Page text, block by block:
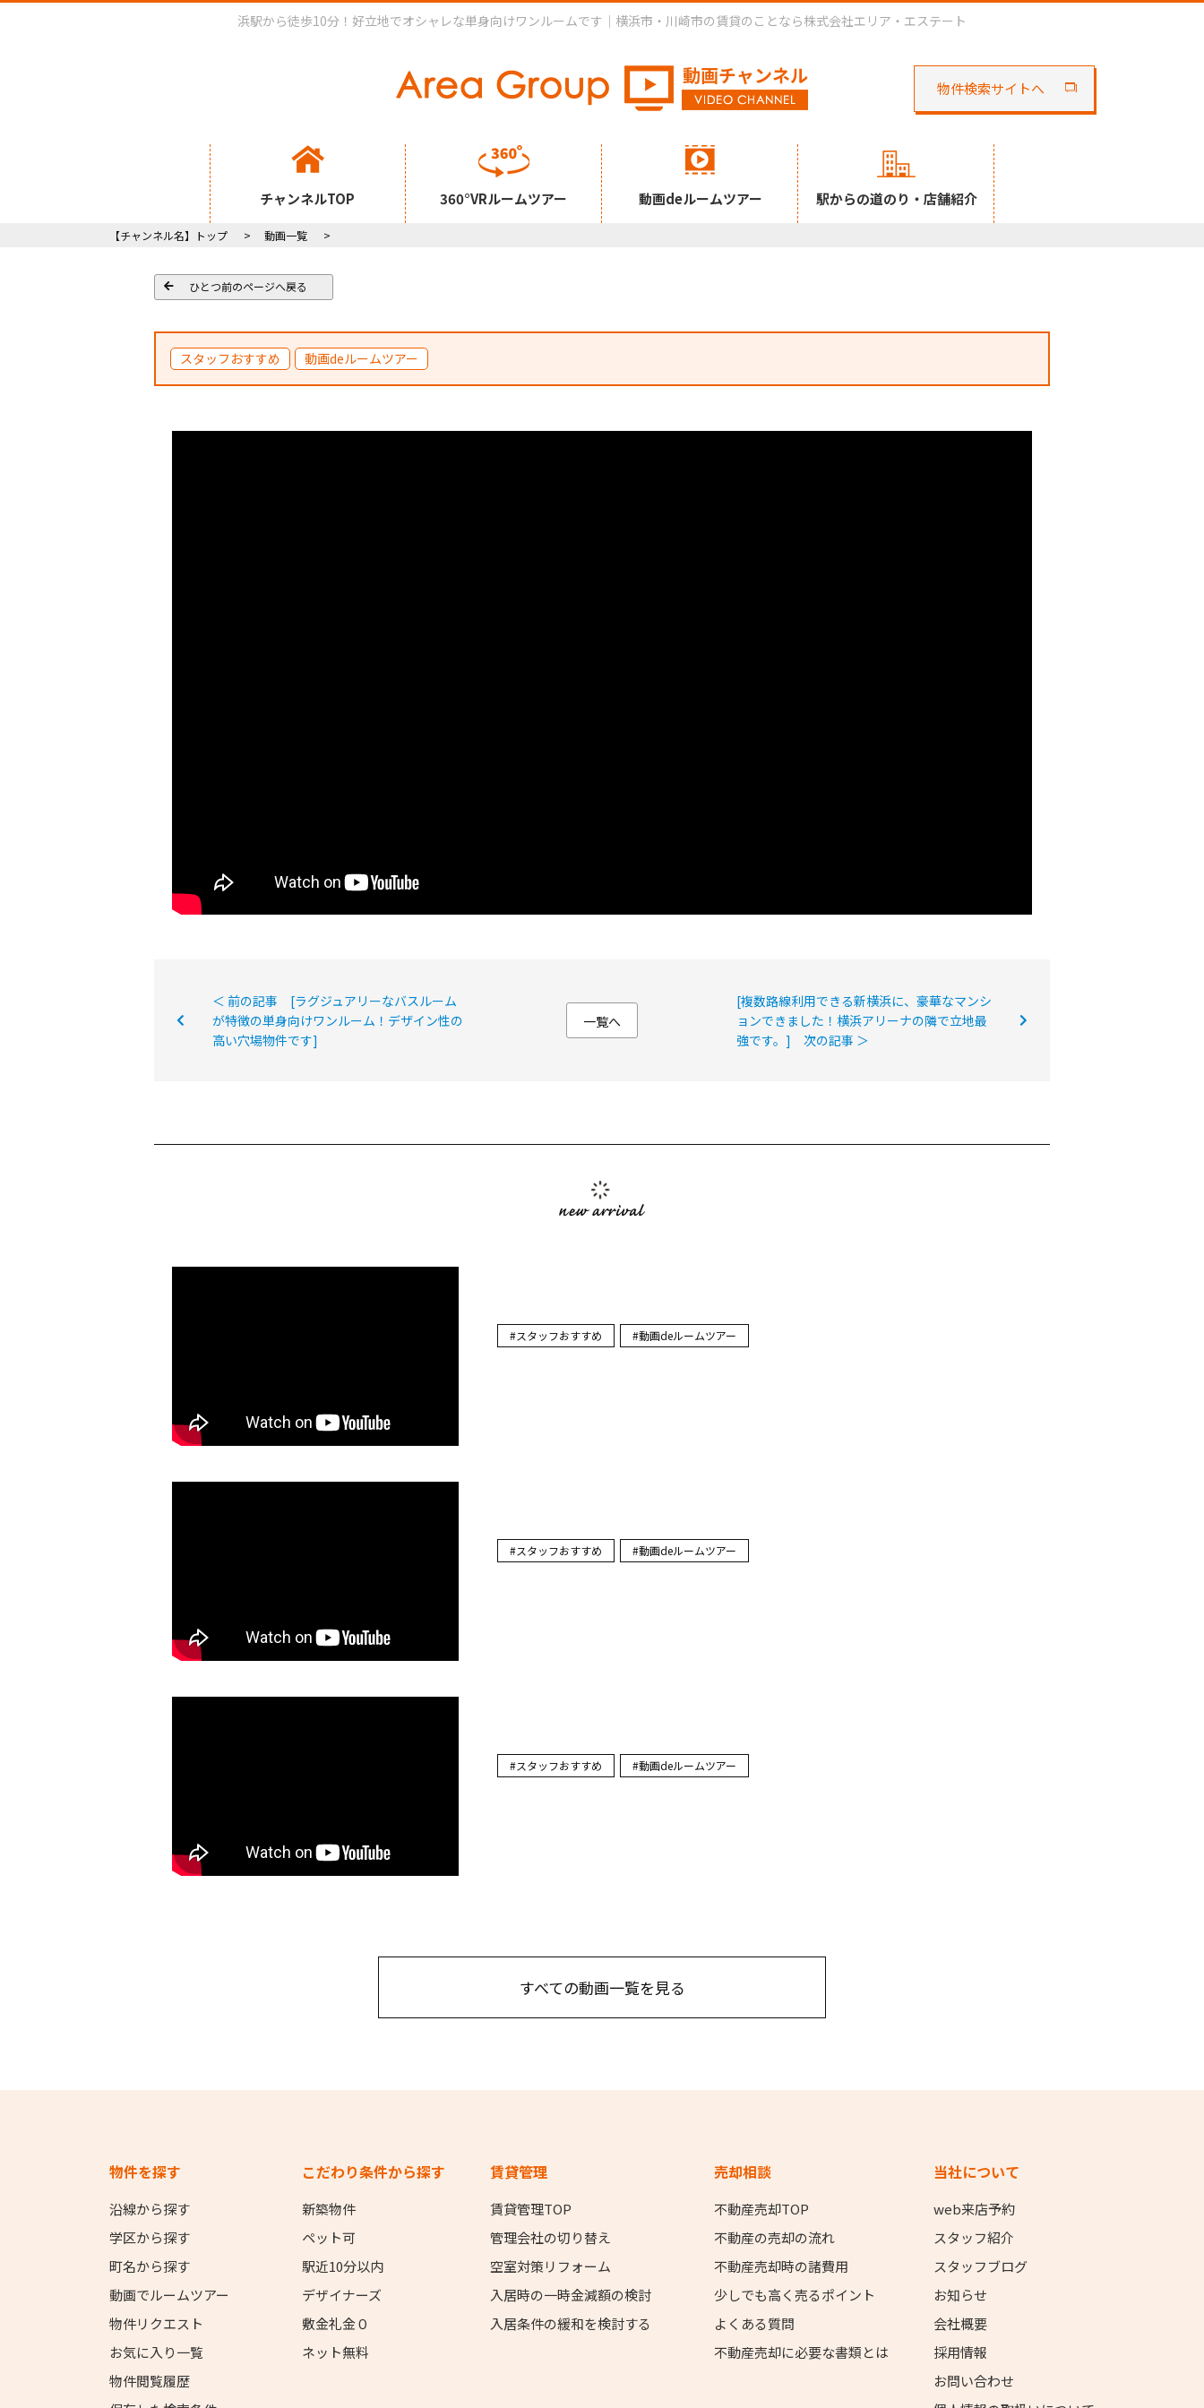
浜駅から徒歩10分！好立地でオシャレな単身向けワンルームです｜横浜市・川崎市の賃貸のことなら株式会社エリア・エステート
物件検索サイトへ
チャンネルTOP 360°VRルームツアー 動画deルームツアー 駅からの道のり・店舗紹介
【チャンネル名】トップ 動画一覧
ひとつ前のページへ戻る
スタッフおすすめ 動画deルームツアー
＜ 前の記事 [ラグジュアリーなバスルーム
が特徴の単身向けワンルーム！デザイン性の
高い穴場物件です]
一覧へ
[複数路線利用できる新横浜に、豪華なマンシ
ョンできました！横浜アリーナの隣で立地最
強です。] 次の記事 ＞
すべての動画一覧を見る
物件を探す
沿線から探す
学区から探す
町名から探す
動画でルームツアー
物件リクエスト
お気に入り一覧
物件閲覧履歴
こだわり条件から探す
新築物件
ペット可
駅近10分以内
デザイナーズ
敷金礼金０
ネット無料
賃貸管理
賃貸管理TOP
管理会社の切り替え
空室対策リフォーム
入居時の一時金減額の検討
入居条件の緩和を検討する
売却相談
不動産売却TOP
不動産の売却の流れ
不動産売却時の諸費用
少しでも高く売るポイント
よくある質問
不動産売却に必要な書類とは
当社について
web来店予約
スタッフ紹介
スタッフブログ
お知らせ
会社概要
採用情報
お問い合わせ